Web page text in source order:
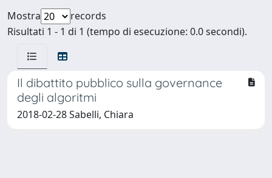
Mostra
records
Risultati 1 - 1 di 1 (tempo di esecuzione: 0.0 secondi).
Il dibattito pubblico sulla governance
degli algoritmi
2018-02-28 Sabelli, Chiara